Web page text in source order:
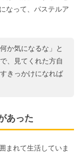
なって、パステルア
か気になるな」と
、見てくれた方自
きっかけになれば
あった
まれて生活していま